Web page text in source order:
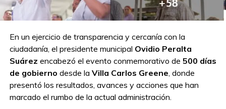
En un ejercicio de transparencia y cercanía con la
ciudadanía, el presidente municipal Ovidio Peralta
Suárez encabezó el evento conmemorativo de 500 días
de gobierno desde la Villa Carlos Greene , donde
presentó los resultados, avances y acciones que han
marcado el rumbo de la actual administración.